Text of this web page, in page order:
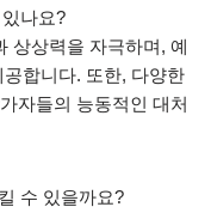
나요?
상상력을 자극하며, 예
합니다. 또한, 다양한
자들의 능동적인 대처
수 있을까요?